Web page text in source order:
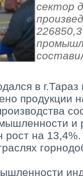
сектор
в
продукции
и
рост на